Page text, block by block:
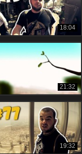
18:04
21:32
19:32